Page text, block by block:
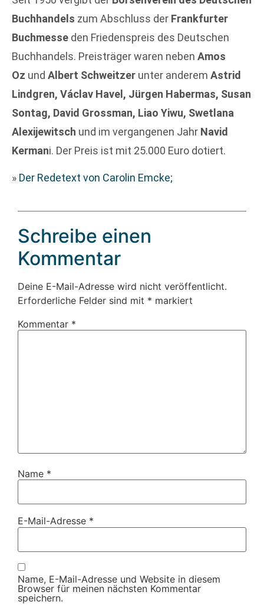
Buchhandels zum Abschluss der Frankfurter
Buchmesse den Friedenspreis des Deutschen
Buchhandels. Preisträger waren neben Amos
Oz und Albert Schweitzer unter anderem Astrid
Lindgren, Václav Havel, Jürgen Habermas, Susan
Sontag, David Grossman, Liao Yiwu, Swetlana
Alexijewitsch und im vergangenen Jahr Navid
Kermani. Der Preis ist mit 25.000 Euro dotiert.
» Der Redetext von Carolin Emcke;
Schreibe einen
Kommentar
Deine E-Mail-Adresse wird nicht veröffentlicht.
Erforderliche Felder sind mit * markiert
Kommentar *
Name *
E-Mail-Adresse *
Name, E-Mail-Adresse und Website in diesem
Browser für meinen nächsten Kommentar
speichern.